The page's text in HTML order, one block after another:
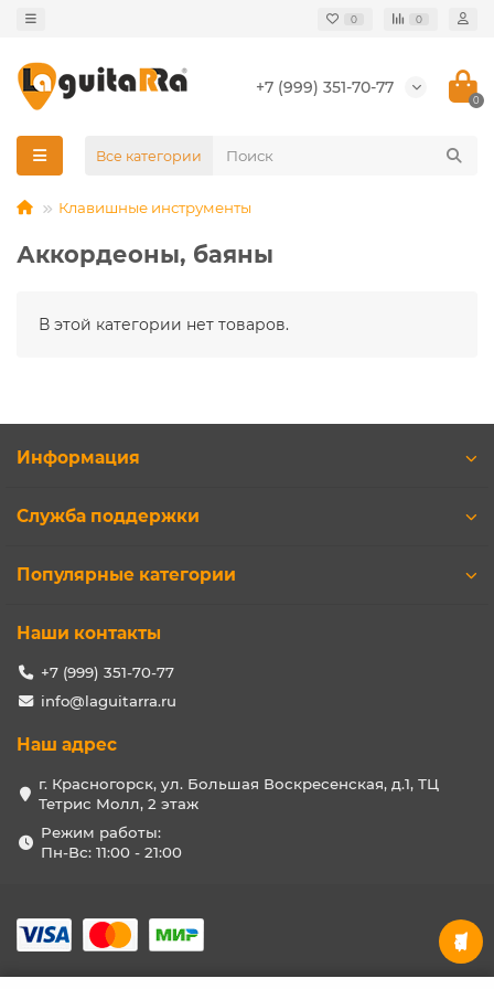
0 0
+7 (999) 351-70-77
0
Все категории
Клавишные инструменты
Аккордеоны, баяны
В этой категории нет товаров.
Информация
Служба поддержки
Популярные категории
Наши контакты
+7 (999) 351-70-77
info@laguitarra.ru
Наш адрес
г. Красногорск, ул. Большая Воскресенская, д.1, ТЦ
Тетрис Молл, 2 этаж
Режим работы:
Пн-Вс: 11:00 - 21:00